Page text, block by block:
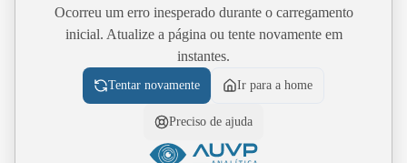
Ocorreu um erro inesperado durante o carregamento
inicial. Atualize a página ou tente novamente em
instantes.
Tentar novamente Ir para a home
Preciso de ajuda